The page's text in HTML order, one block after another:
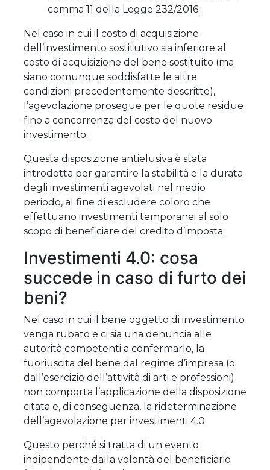
comma 11 della Legge 232/2016.
Nel caso in cui il costo di acquisizione
dell’investimento sostitutivo sia inferiore al
costo di acquisizione del bene sostituito (ma
siano comunque soddisfatte le altre
condizioni precedentemente descritte),
l’agevolazione prosegue per le quote residue
fino a concorrenza del costo del nuovo
investimento.
Questa disposizione antielusiva è stata
introdotta per garantire la stabilità e la durata
degli investimenti agevolati nel medio
periodo, al fine di escludere coloro che
effettuano investimenti temporanei al solo
scopo di beneficiare del credito d’imposta.
Investimenti 4.0: cosa
succede in caso di furto dei
beni?
Nel caso in cui il bene oggetto di investimento
venga rubato e ci sia una denuncia alle
autorità competenti a confermarlo, la
fuoriuscita del bene dal regime d’impresa (o
dall’esercizio dell’attività di arti e professioni)
non comporta l’applicazione della disposizione
citata e, di conseguenza, la rideterminazione
dell’agevolazione per investimenti 4.0.
Questo perché si tratta di un evento
indipendente dalla volontà del beneficiario